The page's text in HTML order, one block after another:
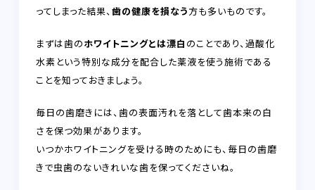
ってしまった結果、歯の健康を損なう方も多いものです。
まずは歯のホワイトニングとは漂白 のことであり、過酸化
水素という特別な成分を配合した薬液を使う施術である
ことを知っておきましょう。
毎日の歯磨きには、歯の表面汚れを落として歯本来の白
さを保つ効果があります。
いつかホワイトニングを受ける時のためにも、毎日の歯磨
きで虫歯のないきれいな歯を保ってくださいね。